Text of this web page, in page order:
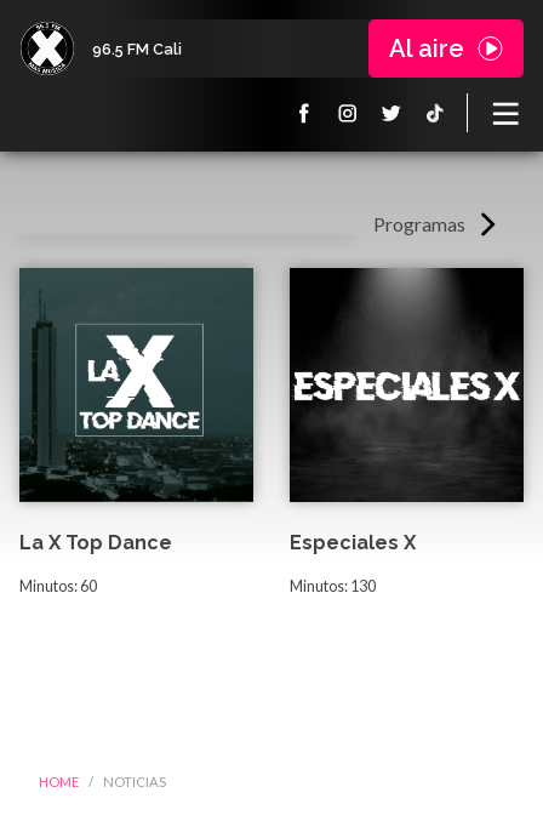
96.5 FM Cali Al aire
Programas
La X Top Dance
Minutos: 60
Especiales X
Minutos: 130
HOME NOTICIAS